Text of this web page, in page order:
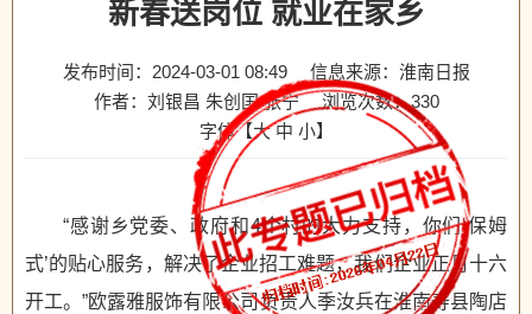
新春送岗位 就业在家乡
发布时间：2024-03-01 08:49
信息来源：淮南日报
作者：刘银昌 朱创国 张宁
浏览次数：330
字体【大 中 小】
“感谢乡党委、政府和4个村的大力支持，你们‘保姆
式’的贴心服务，解决了企业招工难题，我们企业正月十六
开工。”欧露雅服饰有限公司负责人季汝兵在淮南寿县陶店